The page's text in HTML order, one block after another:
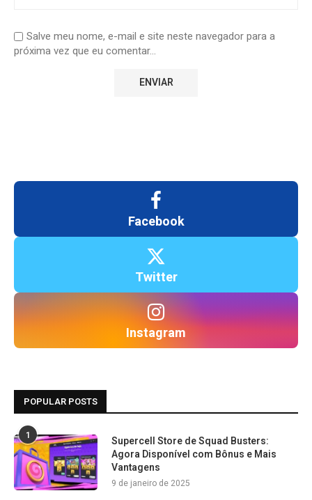
Salve meu nome, e-mail e site neste navegador para a
próxima vez que eu comentar...
Facebook
Twitter
Instagram
POPULAR POSTS
1
Supercell Store de Squad Busters:
Agora Disponível com Bônus e Mais
Vantagens
9 de janeiro de 2025